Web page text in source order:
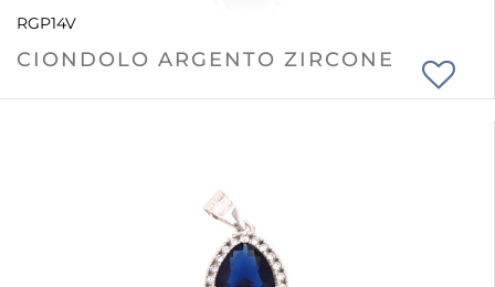
RGP14V
CIONDOLO ARGENTO ZIRCONE